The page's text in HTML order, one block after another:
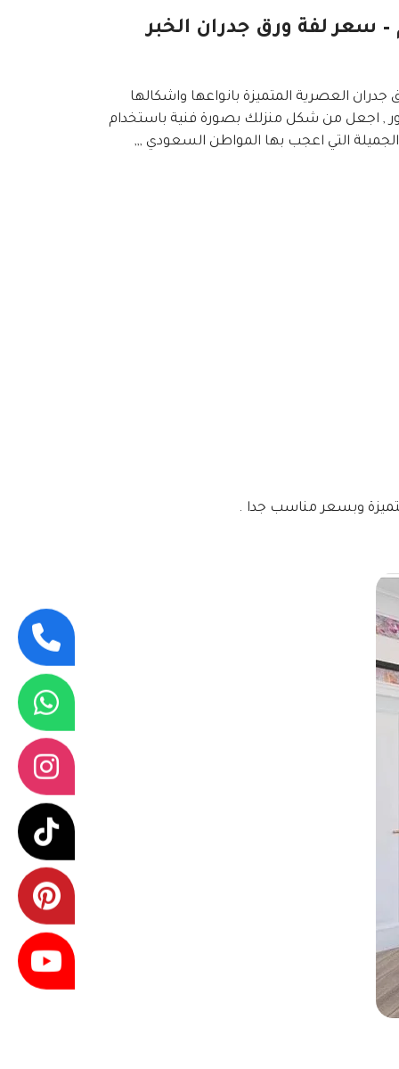
في الدمام – سعر لفة ورق جدران الخبر
العصرية المتميزة بانواعها واشكالها
, اجعل من شكل منزلك بصورة فنية باستخدام
التي اعجب بها المواطن السعودي ,,,
وبسعر مناسب جدا .